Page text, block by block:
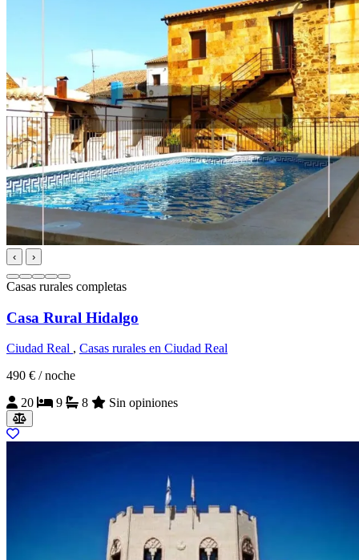
‹ ›
Casas rurales completas
Casa Rural Hidalgo
Ciudad Real , Casas rurales en Ciudad Real
490 € / noche
20
9 8 Sin opiniones